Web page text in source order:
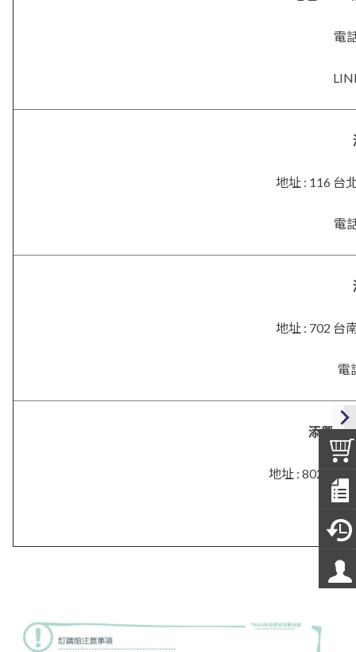
電
地址 : 116 台
電
地址 : 702 台
電
添興．
地址 : 802 高雄